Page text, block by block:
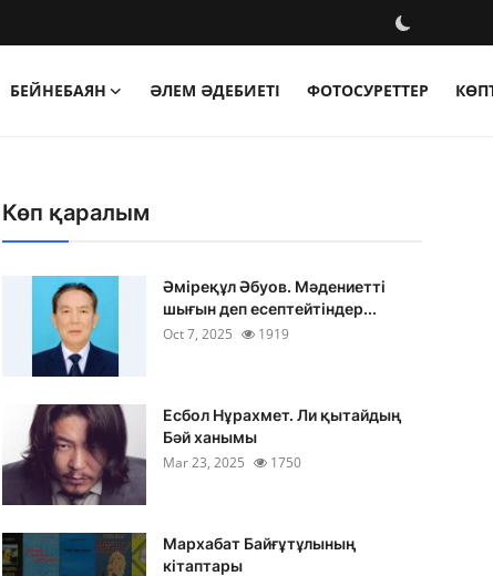
БЕЙНЕБАЯН ӘЛЕМ ӘДЕБИЕТІ ФОТОСУРЕТТЕР
Көп қаралым
Әміреқұл Әбуов. Мәдениетті
шығын деп есептейтіндер...
Oct 7, 2025
1919
Есбол Нұрахмет. Ли қытайдың
Бәй ханымы
Mar 23, 2025
1750
Мархабат Байғұтұлының
кітаптары